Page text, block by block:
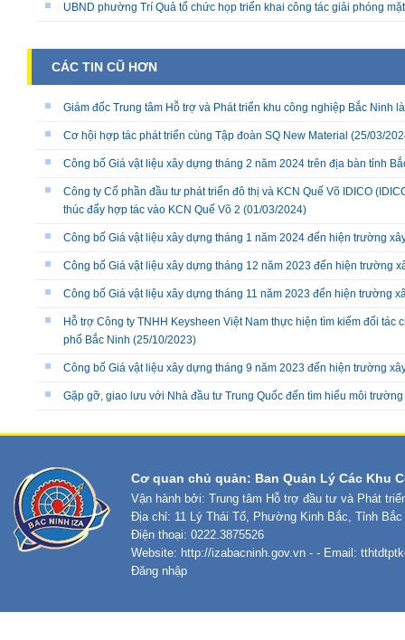
UBND phường Trí Quả tổ chức họp triển khai công tác giải phóng
CÁC TIN CŨ HƠN
Giám đốc Trung tâm Hỗ trợ và Phát triển khu công nghiệp Bắc Ninh
Cơ hội hợp tác phát triển cùng Tập đoàn SQ New Material (25/03/
Công bố Giá vật liệu xây dựng tháng 2 năm 2024 trên địa bàn tỉnh
Công ty Cổ phần đầu tư phát triển đô thị và KCN Quế Võ IDICO
thúc đẩy hợp tác vào KCN Quế Võ 2 (01/03/2024)
Công bố Giá vật liệu xây dựng tháng 1 năm 2024 đến hiện trường
Công bố Giá vật liệu xây dựng tháng 12 năm 2023 đến hiện trường
Công bố Giá vật liệu xây dựng tháng 11 năm 2023 đến hiện trường
Hỗ trợ Công ty TNHH Keysheen Việt Nam thực hiện tìm kiếm đối
phố Bắc Ninh (25/10/2023)
Công bố Giá vật liệu xây dựng tháng 9 năm 2023 đến hiện trường
Gặp gỡ, giao lưu với Nhà đầu tư Trung Quốc đến tìm hiểu môi
Cơ quan chủ quản: Ban Quản Lý Các Khu
Vận hành bởi: Trung tâm Hỗ trợ đầu tư và Phát
Địa chỉ: 11 Lý Thái Tổ, Phường Kinh Bắc, Tỉnh Bắc
Điện thoại: 0222.3875526
Website: http://izabacninh.gov.vn - - Email:
Đăng nhập